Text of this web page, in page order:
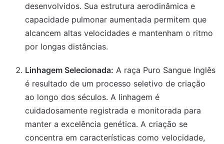
desenvolvidos. Sua estrutura aerodinâmica e
capacidade pulmonar aumentada permitem que
alcancem altas velocidades e mantenham o ritmo
por longas distâncias.
Linhagem Selecionada: A raça Puro Sangue Inglês
é resultado de um processo seletivo de criação
ao longo dos séculos. A linhagem é
cuidadosamente registrada e monitorada para
manter a excelência genética. A criação se
concentra em características como velocidade,